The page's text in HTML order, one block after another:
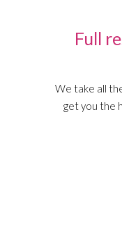
Full
We take all
get you the